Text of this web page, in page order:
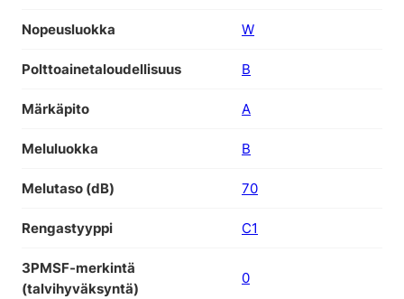
Nopeusluokka W
Polttoainetaloudellisuus B
Märkäpito A
Meluluokka B
Melutaso (dB) 70
Rengastyyppi C1
3PMSF-merkintä
(talvihyväksyntä)
0